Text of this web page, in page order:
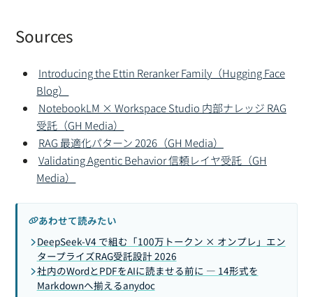
Sources
Introducing the Ettin Reranker Family（Hugging Face
Blog）
NotebookLM × Workspace Studio 内部ナレッジ RAG
受託（GH Media）
RAG 最適化パターン 2026（GH Media）
Validating Agentic Behavior 信頼レイヤ受託（GH
Media）
あわせて読みたい
DeepSeek-V4 で組む「100万トークン × オンプレ」エン
タープライズRAG受託設計 2026
社内のWordとPDFをAIに読ませる前に — 14形式を
Markdownへ揃えるanydoc